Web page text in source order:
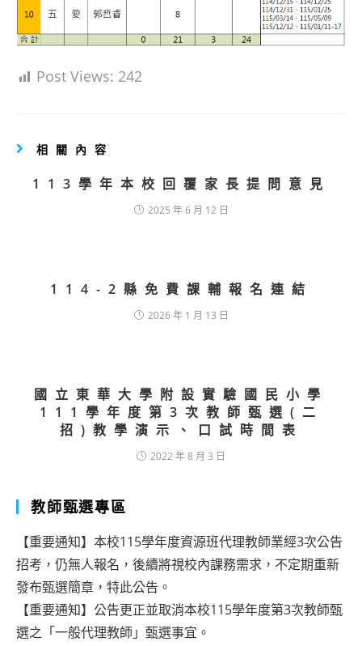
Post Views: 242
相關內容
113學年本校回覆家長提問意見
2025 年 6 月 12 日
114-2縣免費課輔報名連結
2026 年 1 月 13 日
國立東華大學附設實驗國民小學
111學年度第3次教師甄選(二
招)教學演示、口試時間表
2022 年 8 月 3 日
教師甄選專區
【重要通知】本校115學年度資源班代理教師業經3次公告
招考，仍無人報名，後續將視校內課務需求，不定期重新
發布甄選簡章，特此公告。
【重要通知】公告更正並取消本校115學年度第3次教師甄
選之「一般代理教師」甄選事宜。